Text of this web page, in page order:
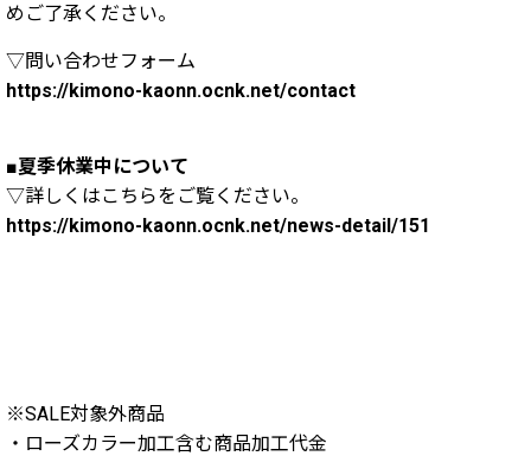
めご了承ください。
▽問い合わせフォーム
https://kimono-kaonn.ocnk.net/contact
■夏季休業中について
▽詳しくはこちらをご覧ください。
https://kimono-kaonn.ocnk.net/news-detail/151
※SALE対象外商品
・ローズカラー加工含む商品加工代金